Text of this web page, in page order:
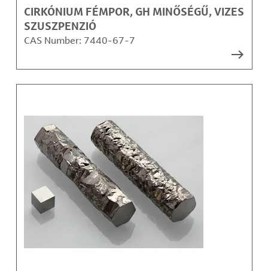
CIRKÓNIUM FÉMPOR, GH MINŐSÉGŰ, VIZES
SZUSZPENZIÓ
CAS Number: 7440-67-7